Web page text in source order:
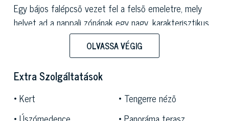
Egy bájos falépcső vezet fel a felső emeletre, mely
helyet ad a nappali zónának egy nagy, karakterisztikus
kandallóval felszerelt társalgóval, egy étkezővel, egy
csodás amerikai konyhával és egy mosdóval. Egy
kilátást nyújt Liguria csillogó tengerére és a varázslatos
hegyekre.
A rezidenciát kívülről egy összesen körülbelül 4.000 m²-
OLVASSA VÉGIG
Extra Szolgáltatások
Kert
Tengerre néző